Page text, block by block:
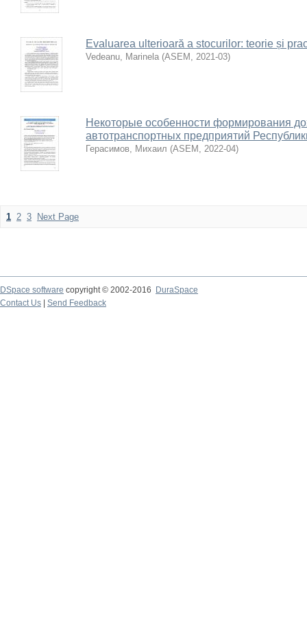
Evaluarea ulterioară a stocurilor: teorie și
Vedeanu, Marinela (ASEM , 2021-03)
Некоторые особенности формирования
автотранспортных предприятий
Герасимов, Михаил (ASEM , 2022-04)
1 2 3 Next Page
DSpace software copyright © 2002-2016
DuraSpace
Contact Us
Send Feedback